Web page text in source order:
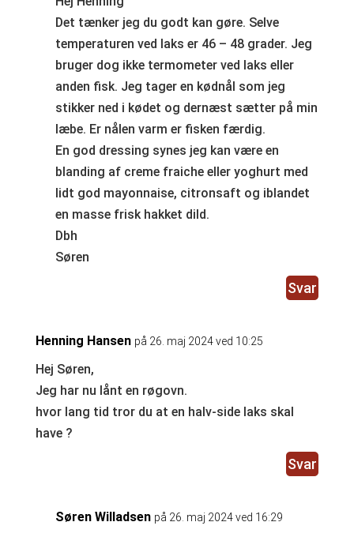
Det tænker jeg du godt kan gøre. Selve
temperaturen ved laks er 46 – 48 grader. Jeg
bruger dog ikke termometer ved laks eller
anden fisk. Jeg tager en kødnål som jeg
stikker ned i kødet og dernæst sætter på min
læbe. Er nålen varm er fisken færdig.
En god dressing synes jeg kan være en
blanding af creme fraiche eller yoghurt med
lidt god mayonnaise, citronsaft og iblandet
en masse frisk hakket dild.
Dbh
Søren
Svar
Henning Hansen på 26. maj 2024 ved 10:25
Hej Søren,
Jeg har nu lånt en røgovn.
hvor lang tid tror du at en halv-side laks skal
have ?
Svar
Søren Willadsen på 26. maj 2024 ved 16:29